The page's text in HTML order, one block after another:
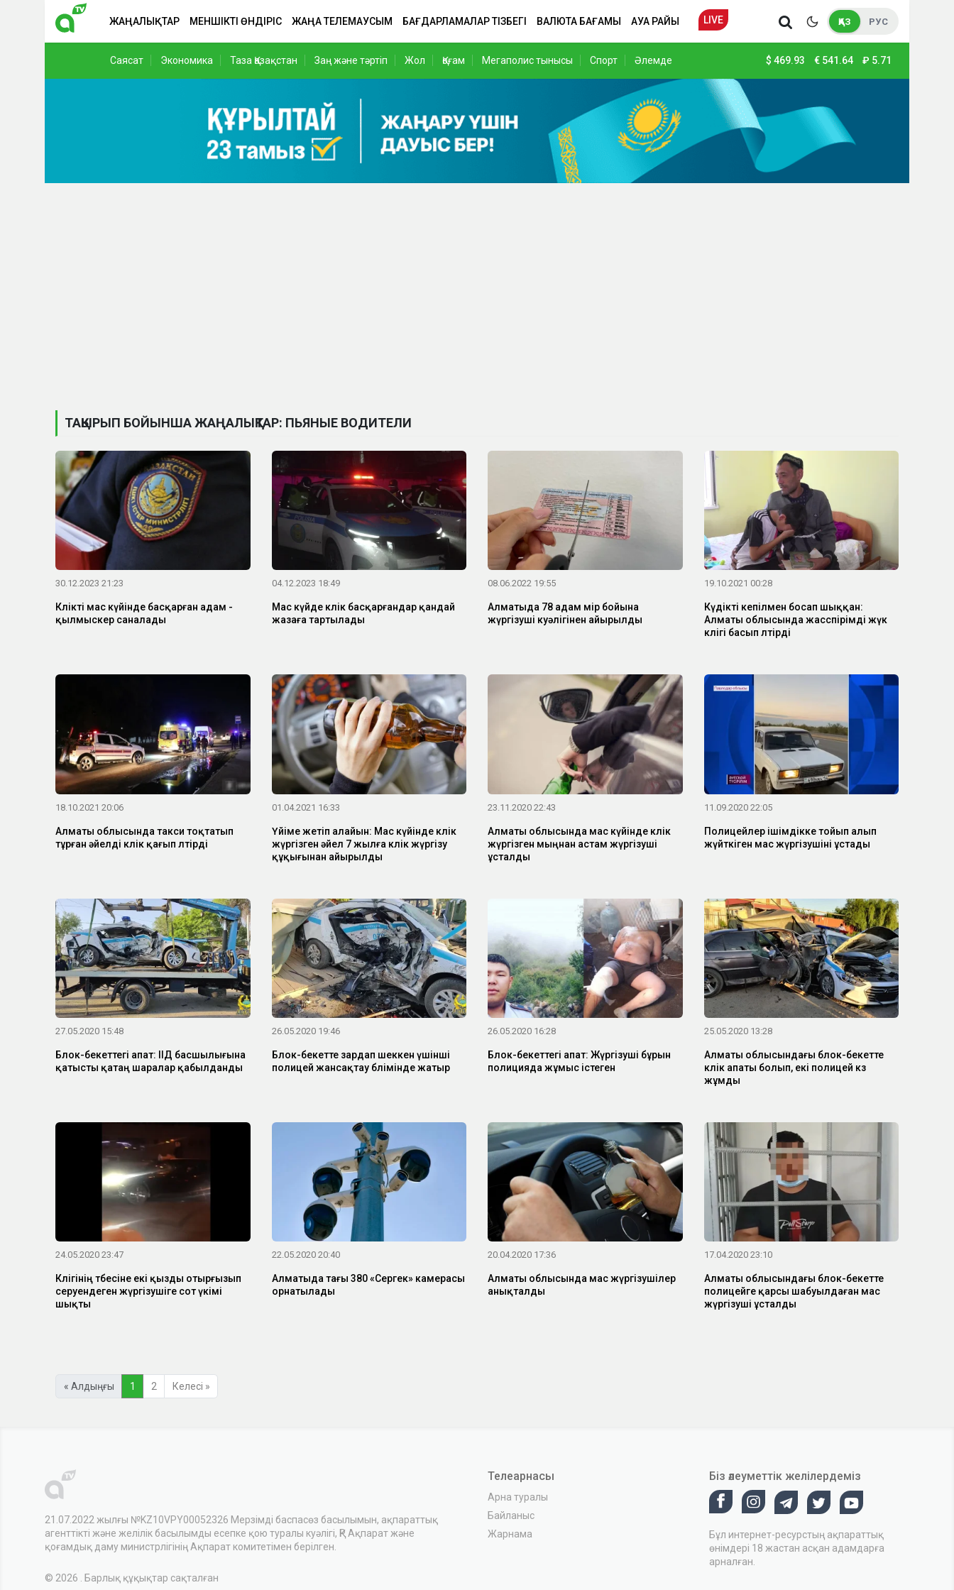
ЖАҢАЛЫҚТАР МЕНШІКТІ ӨНДІРІС ЖАҢА ТЕЛЕМАУСЫМ БАҒДАРЛАМАЛАР ТІЗБЕГІ ВАЛЮТА БАҒАМЫ АУА РАЙЫ LIVE ҚАЗ РУС
Саясат Экономика Таза Қазақстан Заң және тәртіп Жол Қоғам Мегаполис тынысы Спорт Әлемде $ 469.93 € 541.64 ₽ 5.71
ТАҚЫРЫП БОЙЫНША ЖАҢАЛЫҚТАР: ПЬЯНЫЕ ВОДИТЕЛИ
30.12.2023 21:23
Көлікті мас күйінде басқарған адам -
қылмыскер саналады
04.12.2023 18:49
Мас күйде көлік басқарғандар қандай
жазаға тартылады
08.06.2022 19:55
Алматыда 78 адам өмір бойына
жүргізуші куәлігінен айырылды
19.10.2021 00:28
Күдікті кепілмен босап шыққан:
Алматы облысында жасөспірімді жүк
көлігі басып өлтірді
18.10.2021 20:06
Алматы облысында такси тоқтатып
тұрған әйелді көлік қағып өлтірді
01.04.2021 16:33
Үйіме жетіп алайын: Мас күйінде көлік
жүргізген әйел 7 жылға көлік жүргізу
құқығынан айырылды
23.11.2020 22:43
Алматы облысында мас күйінде көлік
жүргізген мыңнан астам жүргізуші
ұсталды
11.09.2020 22:05
Полицейлер ішімдікке тойып алып
жүйткіген мас жүргізушіні ұстады
27.05.2020 15:48
Блок-бекеттегі апат: ІІД басшылығына
қатысты қатаң шаралар қабылданды
26.05.2020 19:46
Блок-бекетте зардап шеккен үшінші
полицей жансақтау бөлімінде жатыр
26.05.2020 16:28
Блок-бекеттегі апат: Жүргізуші бұрын
полицияда жұмыс істеген
25.05.2020 13:28
Алматы облысындағы блок-бекетте
көлік апаты болып, екі полицей көз
жұмды
24.05.2020 23:47
Көлігінің төбесіне екі қызды отырғызып
cеруендеген жүргізушіге сот үкімі
шықты
22.05.2020 20:40
Алматыда тағы 380 «Сергек» камерасы
орнатылады
20.04.2020 17:36
Алматы облысында мас жүргізушілер
анықталды
17.04.2020 23:10
Алматы облысындағы блок-бекетте
полицейге қарсы шабуылдаған мас
жүргізуші ұсталды
« Алдыңғы 1 2 Келесі »
21.07.2022 жылғы №KZ10VPY00052326 Мерзімді баспасөз басылымын, ақпараттық
агенттікті және желілік басылымды есепке қою туралы куәлігі, ҚР Ақпарат және
қоғамдық даму министрлігінің Ақпарат комитетімен берілген.
© 2026 . Барлық құқықтар сақталған
Телеарнасы
Арна туралы
Байланыс
Жарнама
Біз әлеуметтік желілердеміз
Бұл интернет-ресурстың ақпараттық
өнімдері 18 жастан асқан адамдарға
арналған.